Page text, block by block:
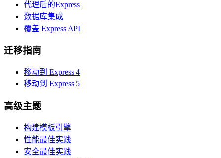
代理后的Express
数据库集成
覆盖 Express API
迁移指南
移动到 Express 4
移动到 Express 5
高级主题
构建模板引擎
性能最佳实践
安全最佳实践